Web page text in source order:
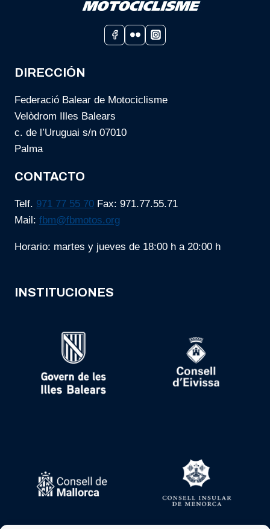
DIRECCIÓN
Federació Balear de Motociclisme
Velòdrom Illes Balears
c. de l’Uruguai s/n 07010
Palma
CONTACTO
Telf. 971 77 55 70 Fax: 971.77.55.71
Mail: fbm@fbmotos.org
Horario: martes y jueves de 18:00 h a 20:00 h
INSTITUCIONES